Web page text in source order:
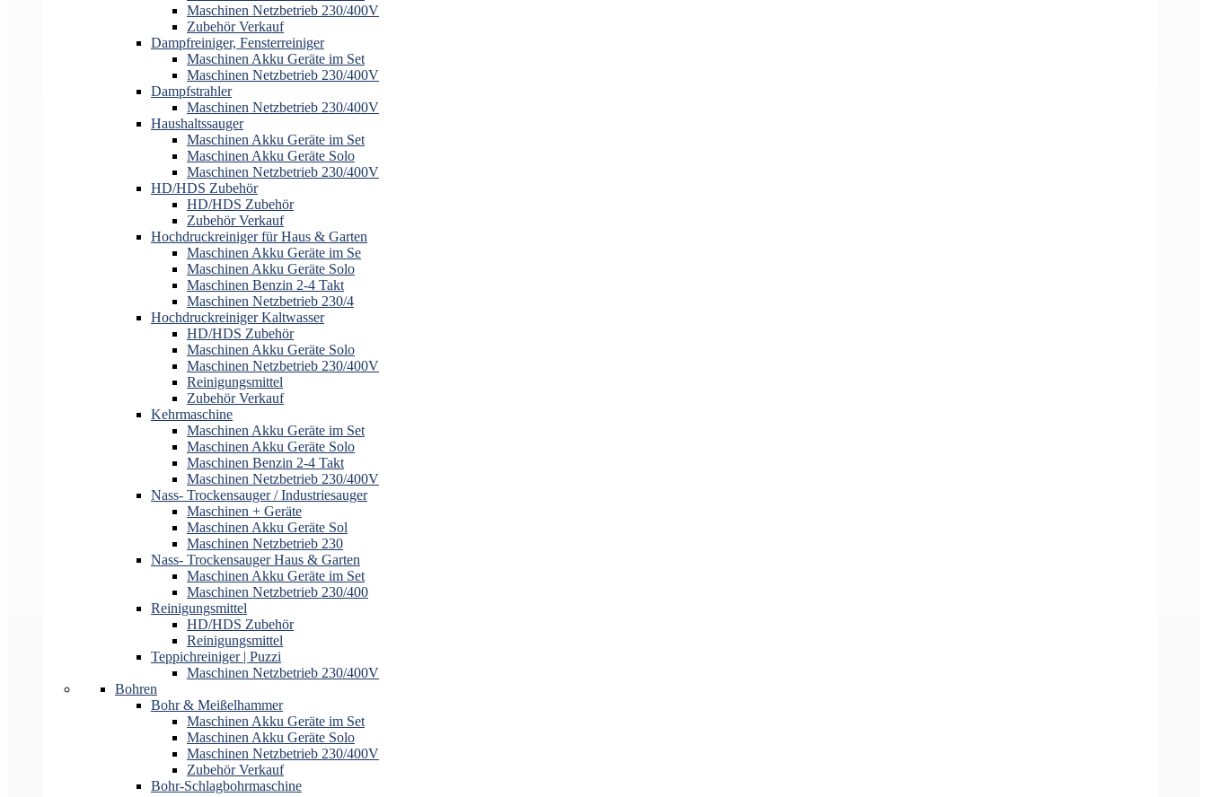
Maschinen Netzbetrieb 230/400V
Zubehör Verkauf
Dampfreiniger, Fensterreiniger
Maschinen Akku Geräte im Set
Maschinen Netzbetrieb 230/400V
Dampfstrahler
Maschinen Netzbetrieb 230/400V
Haushaltssauger
Maschinen Akku Geräte im Set
Maschinen Akku Geräte Solo
Maschinen Netzbetrieb 230/400V
HD/HDS Zubehör
HD/HDS Zubehör
Zubehör Verkauf
Hochdruckreiniger für Haus & Garten
Maschinen Akku Geräte im Se
Maschinen Akku Geräte Solo
Maschinen Benzin 2-4 Takt
Maschinen Netzbetrieb 230/4
Hochdruckreiniger Kaltwasser
HD/HDS Zubehör
Maschinen Akku Geräte Solo
Maschinen Netzbetrieb 230/400V
Reinigungsmittel
Zubehör Verkauf
Kehrmaschine
Maschinen Akku Geräte im Set
Maschinen Akku Geräte Solo
Maschinen Benzin 2-4 Takt
Maschinen Netzbetrieb 230/400V
Nass- Trockensauger / Industriesauger
Maschinen + Geräte
Maschinen Akku Geräte Sol
Maschinen Netzbetrieb 230
Nass- Trockensauger Haus & Garten
Maschinen Akku Geräte im Set
Maschinen Netzbetrieb 230/400
Reinigungsmittel
HD/HDS Zubehör
Reinigungsmittel
Teppichreiniger | Puzzi
Maschinen Netzbetrieb 230/400V
Bohren
Bohr & Meißelhammer
Maschinen Akku Geräte im Set
Maschinen Akku Geräte Solo
Maschinen Netzbetrieb 230/400V
Zubehör Verkauf
Bohr-Schlagbohrmaschine